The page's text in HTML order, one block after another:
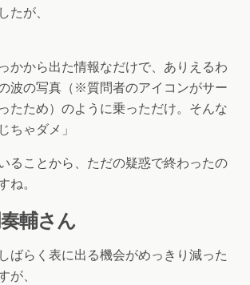
たが、
かから出た情報なだけで、ありえるわ
波の写真（※質問者のアイコンがサー
たため）のように乗っただけ。そんな
ちゃダメ」
ることから、ただの疑惑で終わったの
ね。
輔さん
ばらく表に出る機会がめっきり減った
が、